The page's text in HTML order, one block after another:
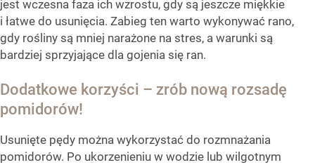
jest wczesna faza ich wzrostu, gdy są jeszcze miękkie
i łatwe do usunięcia. Zabieg ten warto wykonywać rano,
gdy rośliny są mniej narażone na stres, a warunki są
bardziej sprzyjające dla gojenia się ran.
Dodatkowe korzyści – zrób nową rozsadę
pomidorów!
Usunięte pędy można wykorzystać do rozmnażania
pomidorów. Po ukorzenieniu w wodzie lub wilgotnym